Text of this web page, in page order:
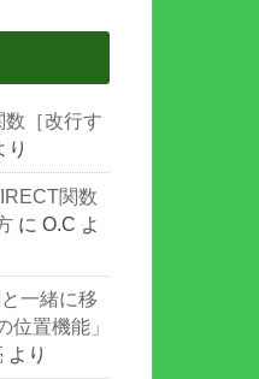
［改行す
り
関数
に O.C よ
一緒に移
位置機能」
より